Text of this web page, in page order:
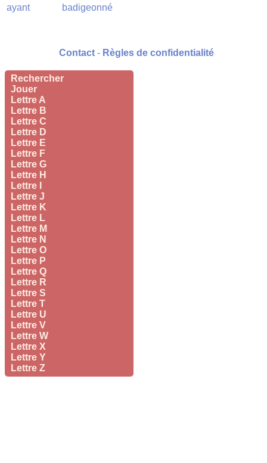
Rechercher
Jouer
Lettre A
Lettre B
Lettre C
Lettre D
Lettre E
Lettre F
Lettre G
Lettre H
Lettre I
Lettre J
Lettre K
Lettre L
Lettre M
Lettre N
Lettre O
Lettre P
Lettre Q
Lettre R
Lettre S
Lettre T
Lettre U
Lettre V
Lettre W
Lettre X
Lettre Y
Lettre Z
ayant
badigeonné
Contact - Règles de confidentialité